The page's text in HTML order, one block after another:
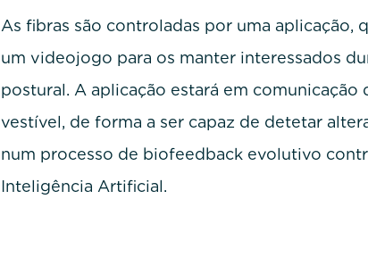
As fibras são controladas por uma aplicação,
um videojogo para os manter interessados
postural. A aplicação estará em
vestível, de forma a ser capaz de detetar
num processo de biofeedback evolutivo
Inteligência Artificial.